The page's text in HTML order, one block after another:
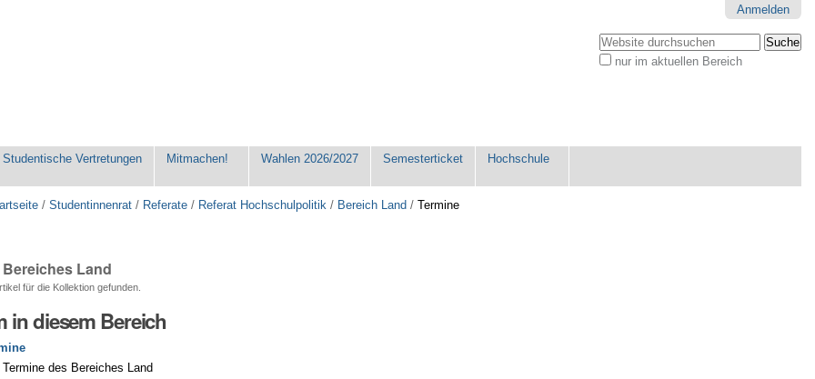
Anmelden
Website durchsuchen
nur im aktuellen Bereich
Studentische Vertretungen Mitmachen! Wahlen 2026/2027 Semesterticket Hochschule
/Studentinnenrat / Referate / Referat Hochschulpolitik / Bereich Land /Termine
Land
für die Kollektion gefunden.
in diesem Bereich
des Bereiches Land